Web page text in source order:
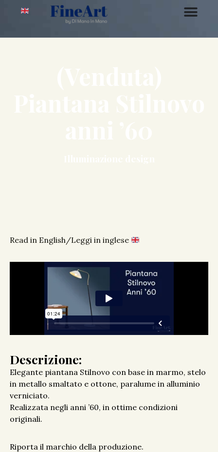
Read in English/Leggi in inglese
Descrizione:
Elegante piantana Stilnovo con base in marmo, stelo
in metallo smaltato e ottone, paralume in alluminio
verniciato.
Realizzata negli anni ’60, in ottime condizioni
originali.
Riporta il marchio della produzione.